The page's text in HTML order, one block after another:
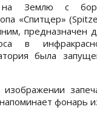
на Землю с
«Спитцер»
предназначен
в
была
фонарь